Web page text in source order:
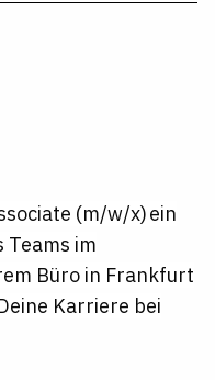
(m/w/x) ein
im
Büro in Frankfurt
Karriere bei